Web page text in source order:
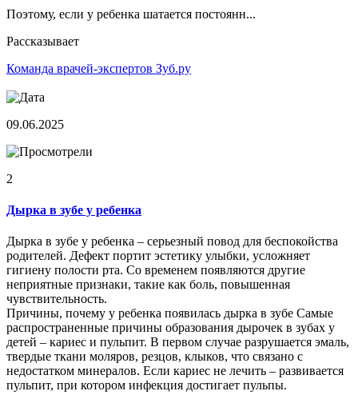
Поэтому, если у ребенка шатается постоянн...
Рассказывает
Команда врачей-экспертов Зуб.ру
09.06.2025
2
Дырка в зубе у ребенка
Дырка в зубе у ребенка – серьезный повод для беспокойства
родителей. Дефект портит эстетику улыбки, усложняет
гигиену полости рта. Со временем появляются другие
неприятные признаки, такие как боль, повышенная
чувствительность.
Причины, почему у ребенка появилась дырка в зубе Самые
распространенные причины образования дырочек в зубах у
детей – кариес и пульпит. В первом случае разрушается эмаль,
твердые ткани моляров, резцов, клыков, что связано с
недостатком минералов. Если кариес не лечить – развивается
пульпит, при котором инфекция достигает пульпы.